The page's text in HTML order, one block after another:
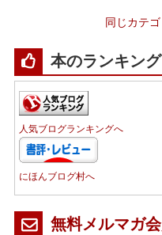
同じカテ
本のランキング
人気ブログランキングへ
にほんブログ村へ
無料メルマガ